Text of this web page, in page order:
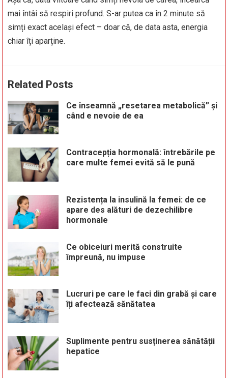
mai întâi să respiri profund. S-ar putea ca în 2 minute să
simți exact același efect – doar că, de data asta, energia
chiar îți aparține.
Related Posts
Ce înseamnă „resetarea metabolică” și
când e nevoie de ea
Contracepția hormonală: întrebările pe
care multe femei evită să le pună
Rezistența la insulină la femei: de ce
apare des alături de dezechilibre
hormonale
Ce obiceiuri merită construite
împreună, nu impuse
Lucruri pe care le faci din grabă și care
îți afectează sănătatea
Suplimente pentru susținerea sănătății
hepatice